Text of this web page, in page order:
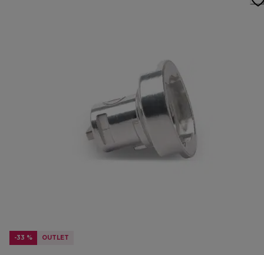
-33 % OUTLET